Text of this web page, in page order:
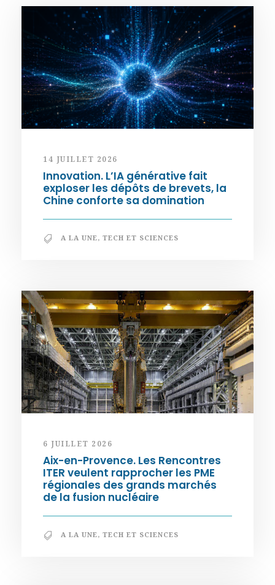
14 JUILLET 2026
Innovation. L’IA générative fait
exploser les dépôts de brevets, la
Chine conforte sa domination
A LA UNE, TECH ET SCIENCES
6 JUILLET 2026
Aix-en-Provence. Les Rencontres
ITER veulent rapprocher les PME
régionales des grands marchés
de la fusion nucléaire
A LA UNE, TECH ET SCIENCES